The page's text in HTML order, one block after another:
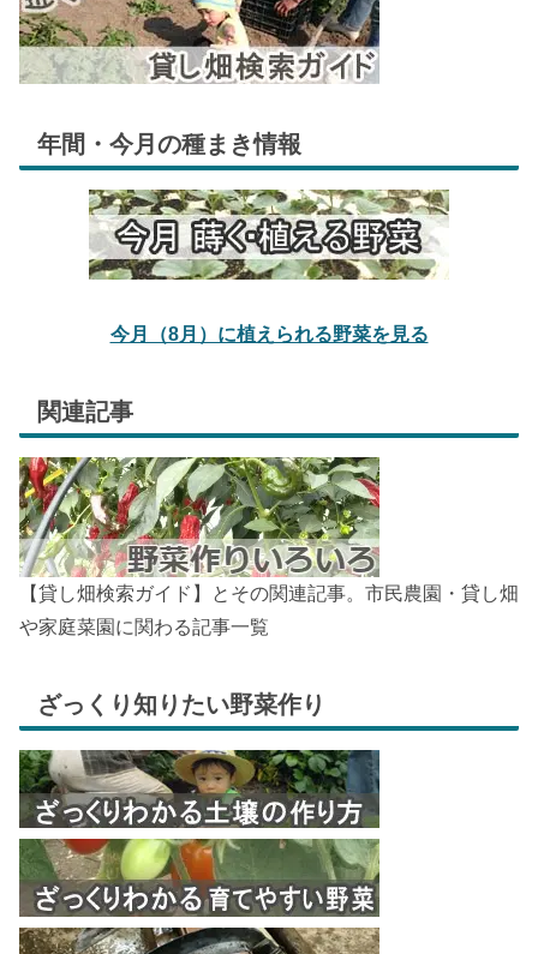
年間・今月の種まき情報
今月（8月）に植えられる野菜を見る
関連記事
【貸し畑検索ガイド】とその関連記事。市民農園・貸し畑
や家庭菜園に関わる記事一覧
ざっくり知りたい野菜作り